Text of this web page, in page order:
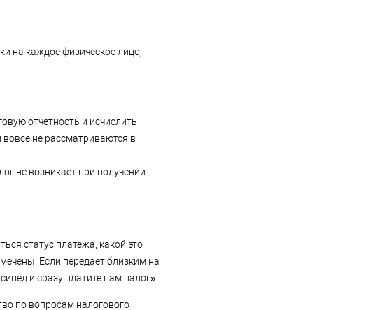
на каждое физическое лицо,
отчетность и исчислить
не рассматриваются в
не возникает при получении
статус платежа, какой это
Если передает близким на
и сразу платите нам налог».
по вопросам налогового